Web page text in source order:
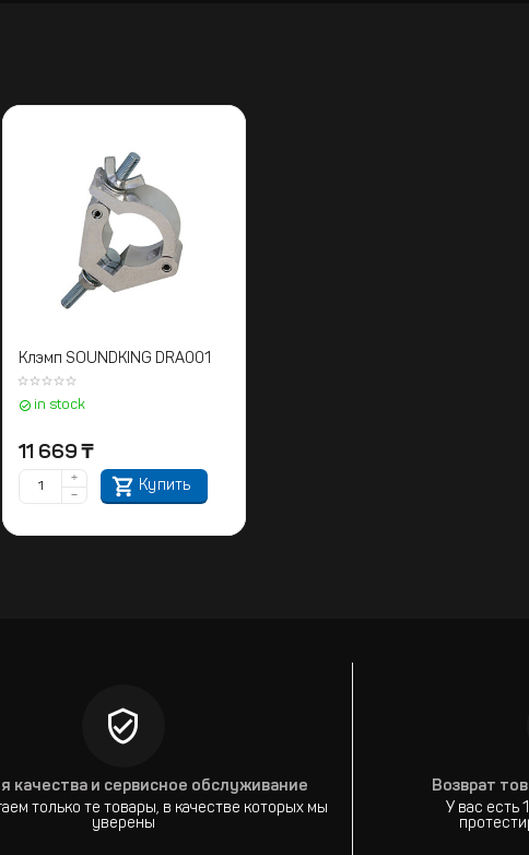
Клэмп SOUNDKING DRA001
in stock
11 669 ₸
Купить
+
−
качества и сервисное обслуживание
только те товары, в качестве которых мы
уверены
Возврат
У вас есть